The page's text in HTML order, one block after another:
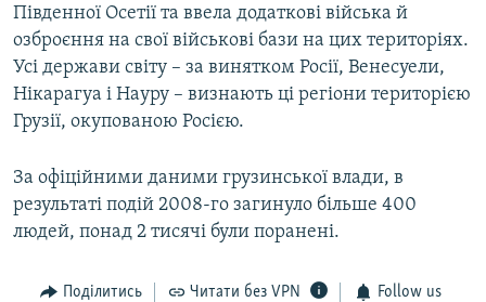
Південної Осетії та ввела додаткові війська й
озброєння на свої військові бази на цих територіях.
Усі держави світу – за винятком Росії, Венесуели,
Нікарагуа і Науру – визнають ці регіони територією
Грузії, окупованою Росією.
За офіційними даними грузинської влади, в
результаті подій 2008-го загинуло більше 400
людей, понад 2 тисячі були поранені.
Поділитись Читати без VPN Follow us